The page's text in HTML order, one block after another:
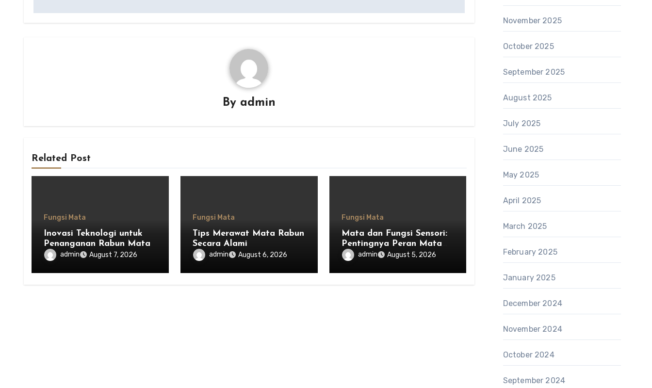
By admin
Related Post
Fungsi Mata
Inovasi Teknologi untuk
Penanganan Rabun Mata
admin August 7, 2026
Fungsi Mata
Tips Merawat Mata Rabun
Secara Alami
admin August 6, 2026
Fungsi Mata
Mata dan Fungsi Sensori:
Pentingnya Peran Mata
dalam Menjaga
Keseimbangan Tubuh
admin August 5, 2026
November 2025
October 2025
September 2025
August 2025
July 2025
June 2025
May 2025
April 2025
March 2025
February 2025
January 2025
December 2024
November 2024
October 2024
September 2024